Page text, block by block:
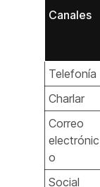
Canales
Telefonía
Charlar
Correo
electrónic
o
Social